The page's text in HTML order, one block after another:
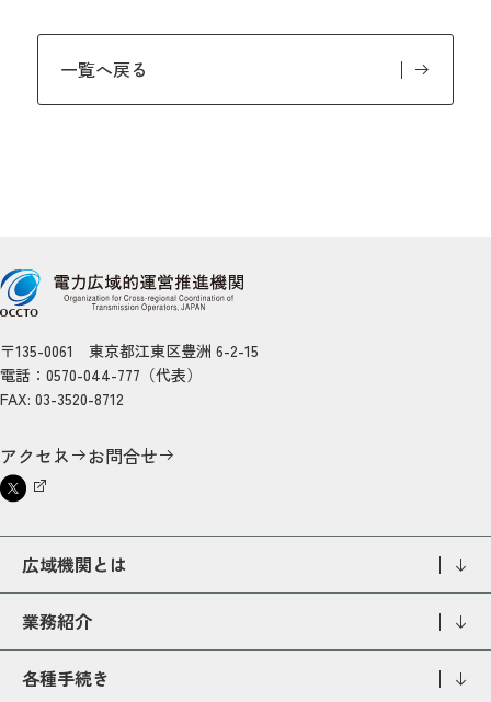
一覧へ戻る
〒135-0061 東京都江東区豊洲 6-2-15
電話：0570-044-777（代表）
FAX: 03-3520-8712
アクセス お問合せ
広域機関とは
業務紹介
各種手続き